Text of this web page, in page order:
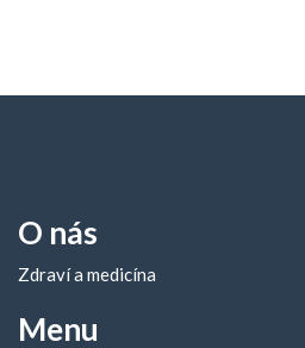
O nás
Zdraví a medicína
Menu